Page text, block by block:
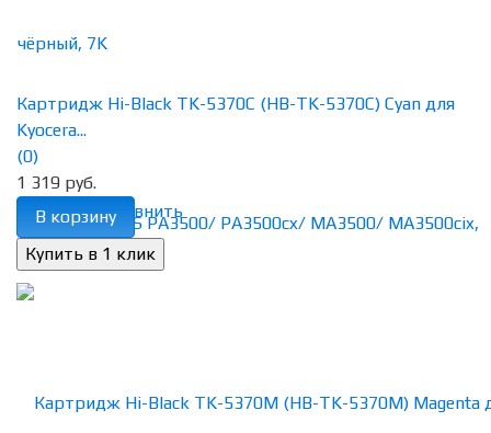
избранное сравнить
Картридж Hi-Black TK-5370C (HB-TK-5370C) Cyan для
Kyocera...
(0)
1 319 руб.
В корзину